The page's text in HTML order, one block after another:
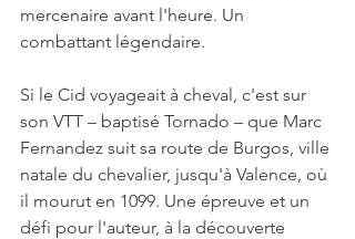
mercenaire avant l'heure. Un
combattant légendaire.
Si le Cid voyageait à cheval, c'est sur
son VTT – baptisé Tornado – que Marc
Fernandez suit sa route de Burgos, ville
natale du chevalier, jusqu'à Valence, où
il mourut en 1099. Une épreuve et un
défi pour l'auteur, à la découverte